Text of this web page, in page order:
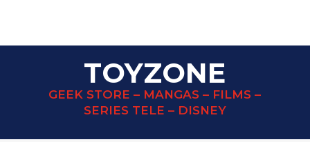
TOYZONE
GEEK STORE – MANGAS – FILMS –
SERIES TELE – DISNEY